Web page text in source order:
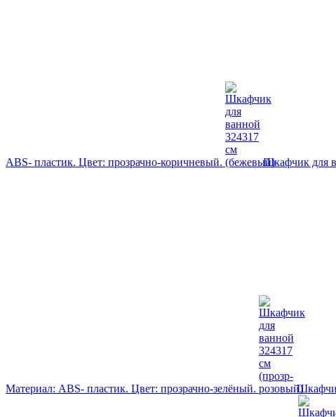
ABS- пластик. Цвет: прозрачно-коричневый. Шкафчик для
Материал: ABS- пластик. Цвет: прозрачно-зелёный.